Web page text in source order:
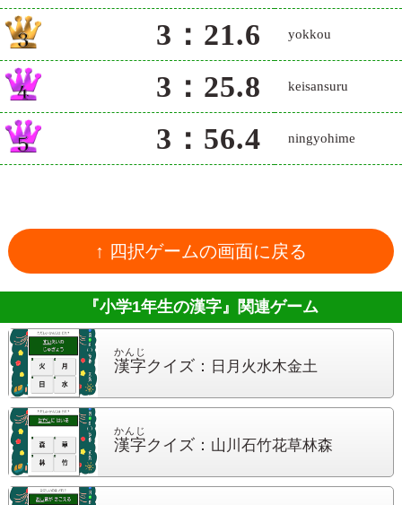
3：21.6 yokkou
3：25.8 keisansuru
3：56.4 ningyohime
↑ 四択ゲームの画面に戻る
『小学1年生の漢字』 関連ゲーム
漢字
かんじ
クイズ： 日月火水木金土
漢字
かんじ
クイズ： 山川石竹花草林森